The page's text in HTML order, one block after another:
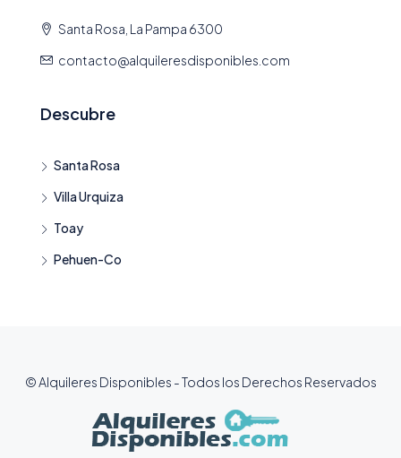
Santa Rosa, La Pampa 6300
contacto@alquileresdisponibles.com
Descubre
Santa Rosa
Villa Urquiza
Toay
Pehuen-Co
© Alquileres Disponibles - Todos los Derechos Reservados